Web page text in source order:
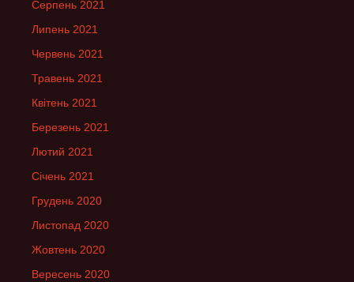
Серпень 2021
Липень 2021
Червень 2021
Травень 2021
Квітень 2021
Березень 2021
Лютий 2021
Січень 2021
Грудень 2020
Листопад 2020
Жовтень 2020
Вересень 2020